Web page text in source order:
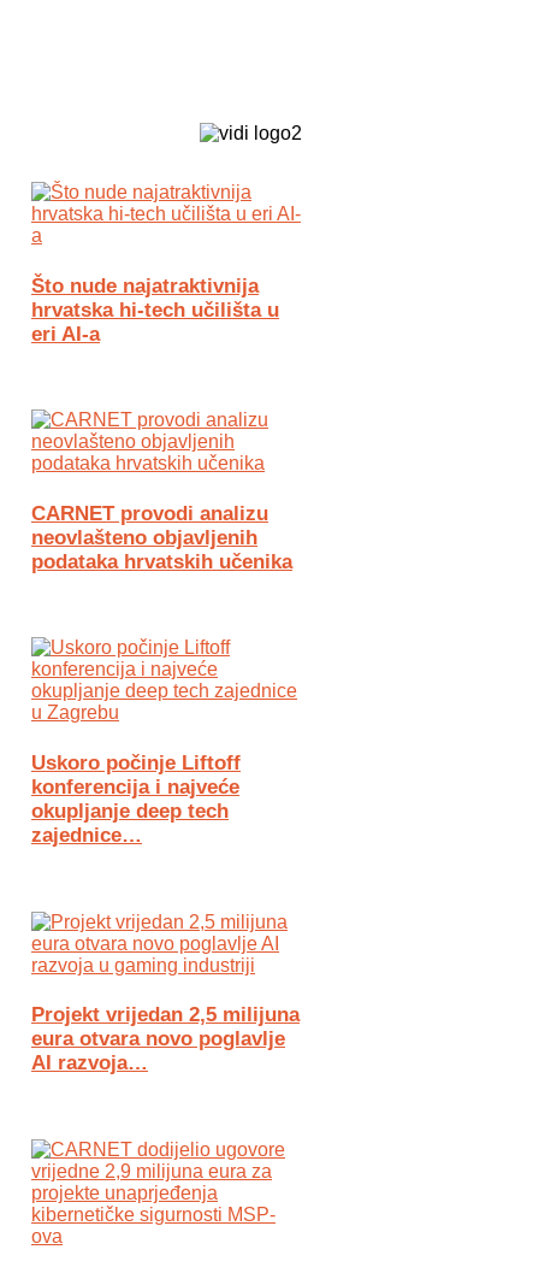
Što nude najatraktivnija
hrvatska hi-tech učilišta u
eri AI-a
CARNET provodi analizu
neovlašteno objavljenih
podataka hrvatskih učenika
Uskoro počinje Liftoff
konferencija i najveće
okupljanje deep tech
zajednice…
Projekt vrijedan 2,5 milijuna
eura otvara novo poglavlje
AI razvoja…